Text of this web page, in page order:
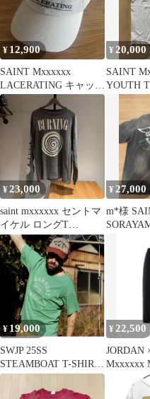
¥ 12,900
SAINT Mxxxxxx
LACERATING キャップ
帽子
¥ 20,000
SAINT
YOUTH
¥23,000
saint mxxxxxx セントマ
イケル ロングT
NIRVANA
¥27,000
m*様
¥ 19,000
SWJP 25SS
STEAMBOAT T-SHIRT
-XL- 2着
¥22,500
JORDAN
Mxxxxxx